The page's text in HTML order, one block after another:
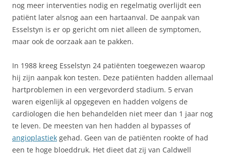
nog meer interventies nodig en regelmatig overlijdt een
patiënt later alsnog aan een hartaanval. De aanpak van
Esselstyn is er op gericht om niet alleen de symptomen,
maar ook de oorzaak aan te pakken.
In 1988 kreeg Esselstyn 24 patiënten toegewezen waarop
hij zijn aanpak kon testen. Deze patiënten hadden allemaal
hartproblemen in een vergevorderd stadium. 5 ervan
waren eigenlijk al opgegeven en hadden volgens de
cardiologen die hen behandelden niet meer dan 1 jaar nog
te leven. De meesten van hen hadden al bypasses of
angioplastiek gehad. Geen van de patiënten rookte of had
een te hoge bloeddruk. Het dieet dat zij van Caldwell